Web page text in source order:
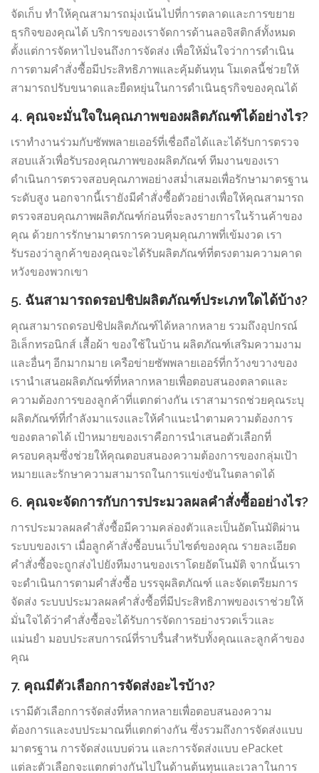
จัดเก็บ ทำให้คุณสามารถมุ่งเน้นไปที่การตลาดและการขยาย
ธุรกิจของคุณได้ บริการของเราจัดการด้านลอจิสติกส์ทั้งหมด
ตั้งแต่การจัดหาไปจนถึงการจัดส่ง เพื่อให้มั่นใจว่าการดำเนิน
การตามคำสั่งซื้อมีประสิทธิภาพและคุ้มต้นทุน โมเดลนี้ช่วยให้
สามารถปรับขนาดและยืดหยุ่นในการดำเนินธุรกิจของคุณได้
4. คุณจะมั่นใจในคุณภาพของผลิตภัณฑ์ได้อย่างไร?
เราทำงานร่วมกับซัพพลายเออร์ที่เชื่อถือได้และได้รับการตรวจ
สอบแล้วเพื่อรับรองคุณภาพของผลิตภัณฑ์ ทีมงานของเรา
ดำเนินการตรวจสอบคุณภาพอย่างสม่ำเสมอเพื่อรักษามาตรฐาน
ระดับสูง นอกจากนี้เรายังมีคำสั่งซื้อตัวอย่างเพื่อให้คุณสามารถ
ตรวจสอบคุณภาพผลิตภัณฑ์ก่อนที่จะลงรายการในร้านค้าของ
คุณ ด้วยการรักษามาตรการควบคุมคุณภาพที่เข้มงวด เรา
รับรองว่าลูกค้าของคุณจะได้รับผลิตภัณฑ์ที่ตรงตามความคาด
หวังของพวกเขา
5. ฉันสามารถดรอปชิปผลิตภัณฑ์ประเภทใดได้บ้าง?
คุณสามารถดรอปชิปผลิตภัณฑ์ได้หลากหลาย รวมถึงอุปกรณ์
อิเล็กทรอนิกส์ เสื้อผ้า ของใช้ในบ้าน ผลิตภัณฑ์เสริมความงาม
และอื่นๆ อีกมากมาย เครือข่ายซัพพลายเออร์ที่กว้างขวางของ
เรานำเสนอผลิตภัณฑ์ที่หลากหลายเพื่อตอบสนองตลาดและ
ความต้องการของลูกค้าที่แตกต่างกัน เราสามารถช่วยคุณระบุ
ผลิตภัณฑ์ที่กำลังมาแรงและให้คำแนะนำตามความต้องการ
ของตลาดได้ เป้าหมายของเราคือการนำเสนอตัวเลือกที่
ครอบคลุมซึ่งช่วยให้คุณตอบสนองความต้องการของกลุ่มเป้า
หมายและรักษาความสามารถในการแข่งขันในตลาดได้
6. คุณจะจัดการกับการประมวลผลคำสั่งซื้ออย่างไร?
การประมวลผลคำสั่งซื้อมีความคล่องตัวและเป็นอัตโนมัติผ่าน
ระบบของเรา เมื่อลูกค้าสั่งซื้อบนเว็บไซต์ของคุณ รายละเอียด
คำสั่งซื้อจะถูกส่งไปยังทีมงานของเราโดยอัตโนมัติ จากนั้นเรา
จะดำเนินการตามคำสั่งซื้อ บรรจุผลิตภัณฑ์ และจัดเตรียมการ
จัดส่ง ระบบประมวลผลคำสั่งซื้อที่มีประสิทธิภาพของเราช่วยให้
มั่นใจได้ว่าคำสั่งซื้อจะได้รับการจัดการอย่างรวดเร็วและ
แม่นยำ มอบประสบการณ์ที่ราบรื่นสำหรับทั้งคุณและลูกค้าของ
คุณ
7. คุณมีตัวเลือกการจัดส่งอะไรบ้าง?
เรามีตัวเลือกการจัดส่งที่หลากหลายเพื่อตอบสนองความ
ต้องการและงบประมาณที่แตกต่างกัน ซึ่งรวมถึงการจัดส่งแบบ
มาตรฐาน การจัดส่งแบบด่วน และการจัดส่งแบบ ePacket
แต่ละตัวเลือกจะแตกต่างกันไปในด้านต้นทุนและเวลาในการ